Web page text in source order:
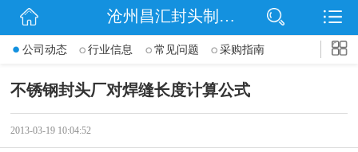
网站首页
信息动态
沧州昌汇封头制造有限公司
公司动态 行业信息 常见问题 采购指南
不锈钢封头厂对焊缝长度计算公式
2013-03-19 10:04:52